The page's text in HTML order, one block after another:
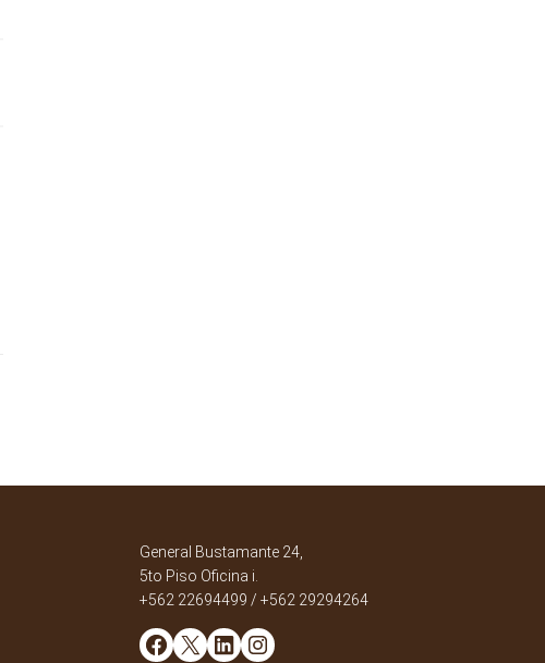
General Bustamante 24,
5to Piso Oficina i.
+562 22694499 / +562 29294264